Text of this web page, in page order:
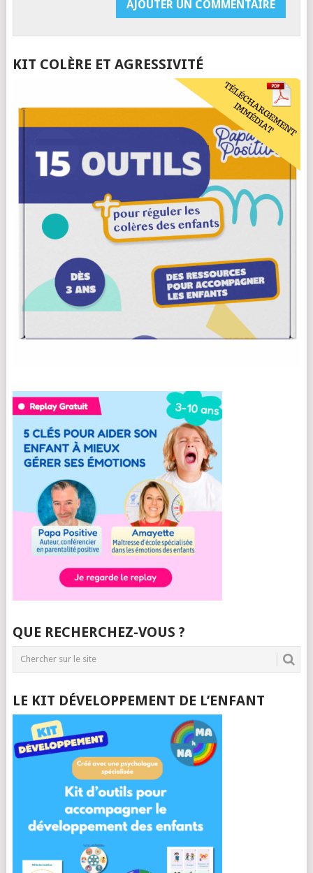
KIT COLÈRE ET AGRESSIVITÉ
QUE RECHERCHEZ-VOUS ?
LE KIT DÉVELOPPEMENT DE L’ENFANT